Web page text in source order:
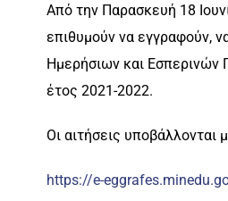
Από την Παρασκευή 18
επιθυμούν να εγγραφούν,
Ημερήσιων και Εσπερινών
έτος 2021-2022.
Οι αιτήσεις
https://e-